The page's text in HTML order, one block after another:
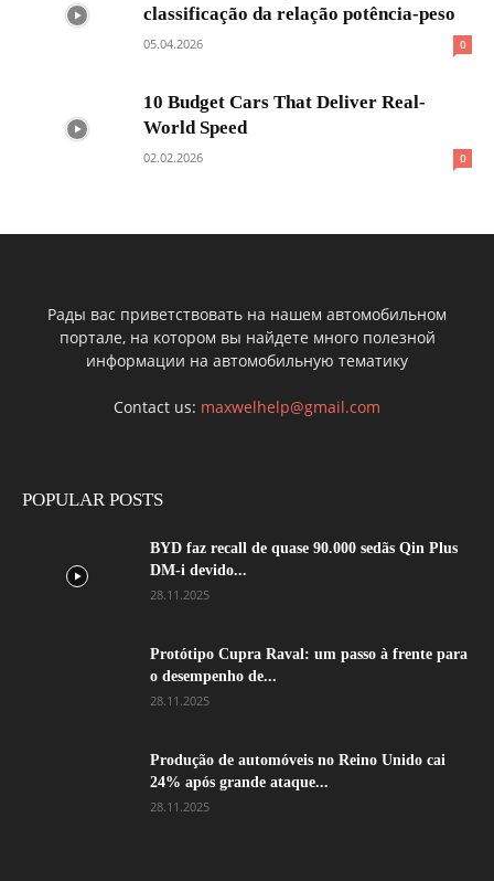
classificação da relação potência-peso
05.04.2026 0
10 Budget Cars That Deliver Real-
World Speed
02.02.2026 0
Рады вас приветствовать на нашем автомобильном
портале, на котором вы найдете много полезной
информации на автомобильную тематику
Contact us: maxwelhelp@gmail.com
POPULAR POSTS
BYD faz recall de quase 90.000 sedãs Qin Plus
DM-i devido...
28.11.2025
Protótipo Cupra Raval: um passo à frente para
o desempenho de...
28.11.2025
Produção de automóveis no Reino Unido cai
24% após grande ataque...
28.11.2025